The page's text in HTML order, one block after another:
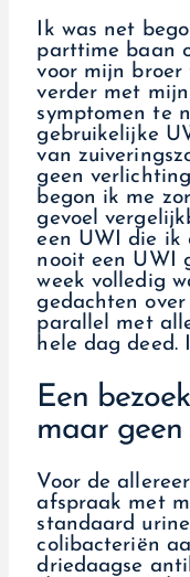
Ik was net
parttime baan
voor mijn broer
verder met
symptomen te
gebruikelijke
van
geen
begon ik me
gevoel
een UWI die ik
nooit een UWI
week volledig
gedachten
parallel met
hele dag deed.
Een
maar geen
Voor de
afspraak met
standaard
colibacteriën
driedaagse